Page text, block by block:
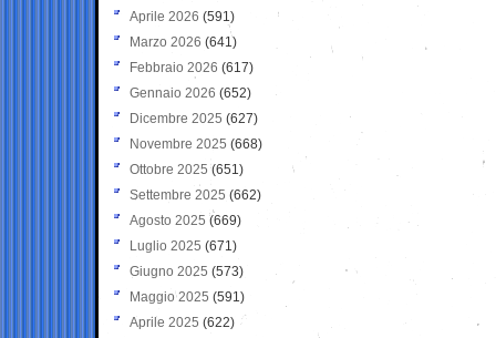
Aprile 2026 (591)
Marzo 2026 (641)
Febbraio 2026 (617)
Gennaio 2026 (652)
Dicembre 2025 (627)
Novembre 2025 (668)
Ottobre 2025 (651)
Settembre 2025 (662)
Agosto 2025 (669)
Luglio 2025 (671)
Giugno 2025 (573)
Maggio 2025 (591)
Aprile 2025 (622)